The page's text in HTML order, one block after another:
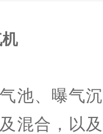
池、曝气
混合，以